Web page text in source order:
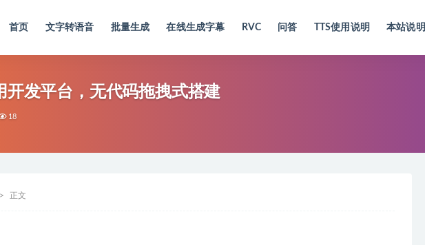
首页 文字转语音 批量生成 在线生成字幕 RVC 问答 TTS使用说明 本站说明
开发平台，无代码拖拽式搭建
18
正文